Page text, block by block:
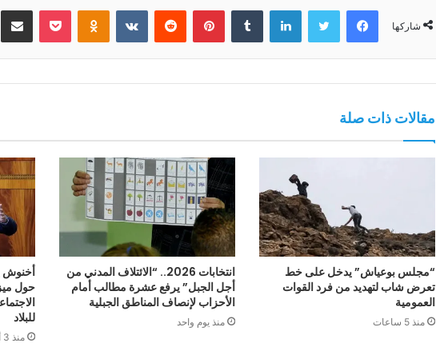
شاركها
فيسبوك تويتر لينكدإن بينتيريست Odnoklassniki
بوكيت
مقالات ذات صلة
“مجلس بوعياش” يدخل على خط
تعرض شاب لتهديد من فرد القوات
العمومية
منذ 5 ساعات
انتخابات 2026.. “الائتلاف المدني من
أجل الجبل” يرفع عشرة مطالب أمام
الأحزاب لإنصاف المناطق الجبلية
منذ يوم واحد
أخنوش
للبلاد
منذ 3 أيام